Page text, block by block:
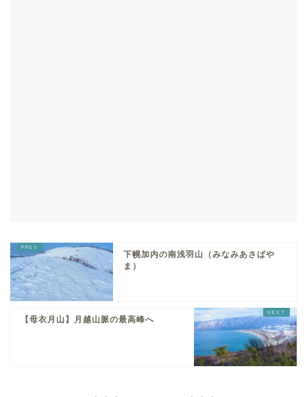
下幌加内の南浅羽山（みなみあさばや
ま）
【母衣月山】月越山脈の最高峰へ